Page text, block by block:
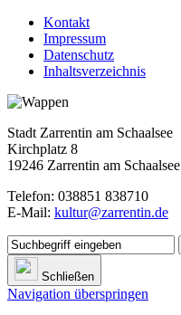
Kontakt
Impressum
Datenschutz
Inhaltsverzeichnis
Stadt Zarrentin am Schaalsee
Kirchplatz 8
19246 Zarrentin am Schaalsee
Telefon: 038851 838710
E-Mail: kultur@zarrentin.de
Schließen
Navigation überspringen